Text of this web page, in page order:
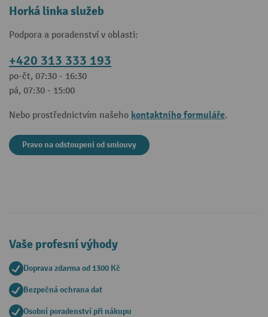
Horká linka služeb
Podpora a poradenství v oblasti:
+420 313 333 193
po-čt, 07:30 - 16:30
pá, 07:30 - 15:00
Nebo prostřednictvím našeho kontaktního formuláře.
Pravo na odstoupeni od smlouvy
Vaše profesní výhody
Doprava zdarma od 1300 Kč
Bezpečná ochrana dat
Osobní poradenství při nákupu